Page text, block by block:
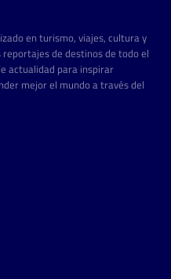
en turismo, viajes, cultura y
de destinos de todo el
actualidad para inspirar
mejor el mundo a través del